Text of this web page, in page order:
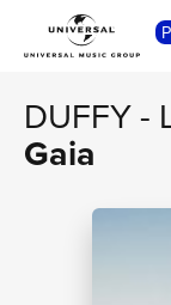
DUFFY-
Gaia